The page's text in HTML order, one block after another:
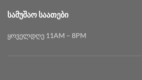
ᲡᲐᲛᲣᲨᲐᲝ ᲡᲐᲐᲗᲔᲑᲘ
ყოველდღე 11AM – 8PM